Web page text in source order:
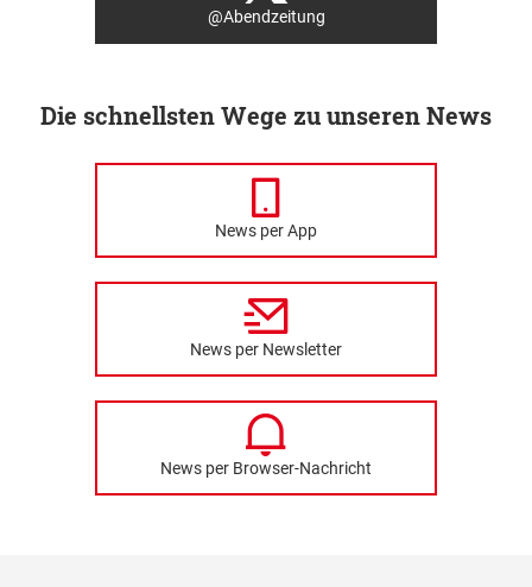
@Abendzeitung
Die schnellsten Wege zu unseren News
News per App
News per Newsletter
News per Browser-Nachricht